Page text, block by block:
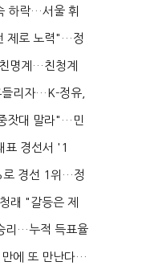
하락…서울 휘
제로 노력"…정
명계…친청계
들리자…K-정유,
잣대 말라"…민
표 경선서 '1
경선 1위…정
래 "갈등은 제
리…누적 득표율
에 또 만난다…